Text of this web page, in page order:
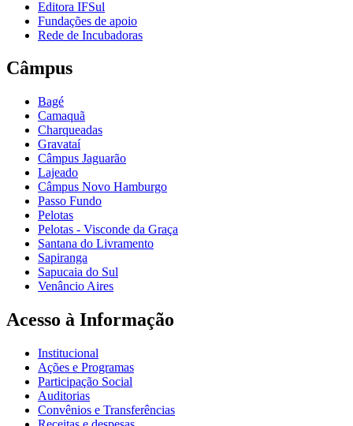
Editora IFSul
Fundações de apoio
Rede de Incubadoras
Câmpus
Bagé
Camaquã
Charqueadas
Gravataí
Câmpus Jaguarão
Lajeado
Câmpus Novo Hamburgo
Passo Fundo
Pelotas
Pelotas - Visconde da Graça
Santana do Livramento
Sapiranga
Sapucaia do Sul
Venâncio Aires
Acesso à Informação
Institucional
Ações e Programas
Participação Social
Auditorias
Convênios e Transferências